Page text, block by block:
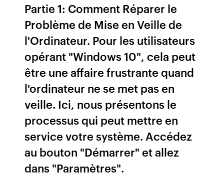
Partie 1: Comment Réparer le
Problème de Mise en Veille de
l'Ordinateur. Pour les utilisateurs
opérant "Windows 10", cela peut
être une affaire frustrante quand
l'ordinateur ne se met pas en
veille. Ici, nous présentons le
processus qui peut mettre en
service votre système. Accédez
au bouton "Démarrer" et allez
dans "Paramètres".